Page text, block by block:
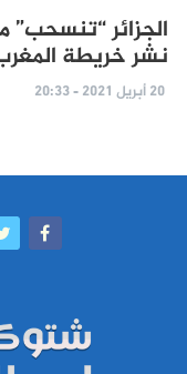
الجزائر
نشر خريطة
20 أبريل 2021 - 20:33